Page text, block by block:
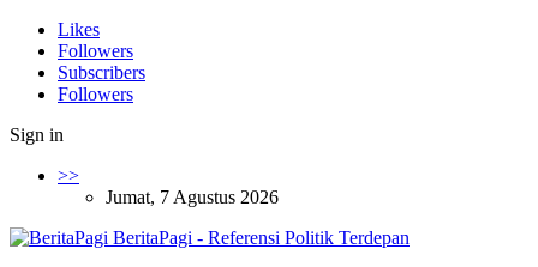
Likes
Followers
Subscribers
Followers
Sign in
>>
Jumat, 7 Agustus 2026
BeritaPagi - Referensi Politik Terdepan